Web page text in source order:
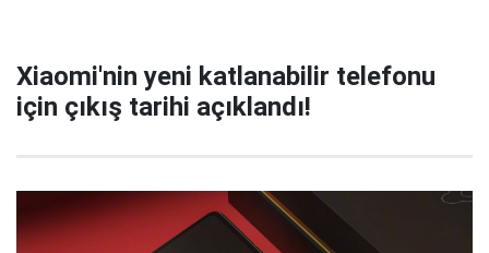
Xiaomi'nin yeni katlanabilir telefonu
için çıkış tarihi açıklandı!